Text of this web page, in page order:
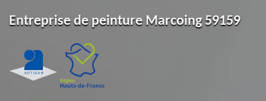
Entreprise de peinture Marcoing 59159